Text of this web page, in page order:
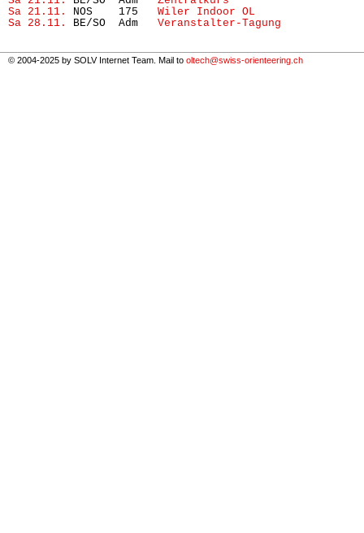
Sa 21.11.
NOS    175 Wiler Indoor OL
Sa 28.11.
BE/SO  Adm Veranstalter-Tagung
© 2004-2025 by SOLV Internet Team. Mail to oltech@swiss-orienteering.ch